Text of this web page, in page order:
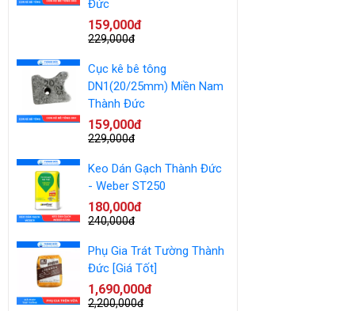
Đức
159,000đ
229,000đ
Cục kê bê tông
DN1(20/25mm) Miền Nam
Thành Đức
159,000đ
229,000đ
Keo Dán Gạch Thành Đức
- Weber ST250
180,000đ
240,000đ
Phụ Gia Trát Tường Thành
Đức [Giá Tốt]
1,690,000đ
2,200,000đ